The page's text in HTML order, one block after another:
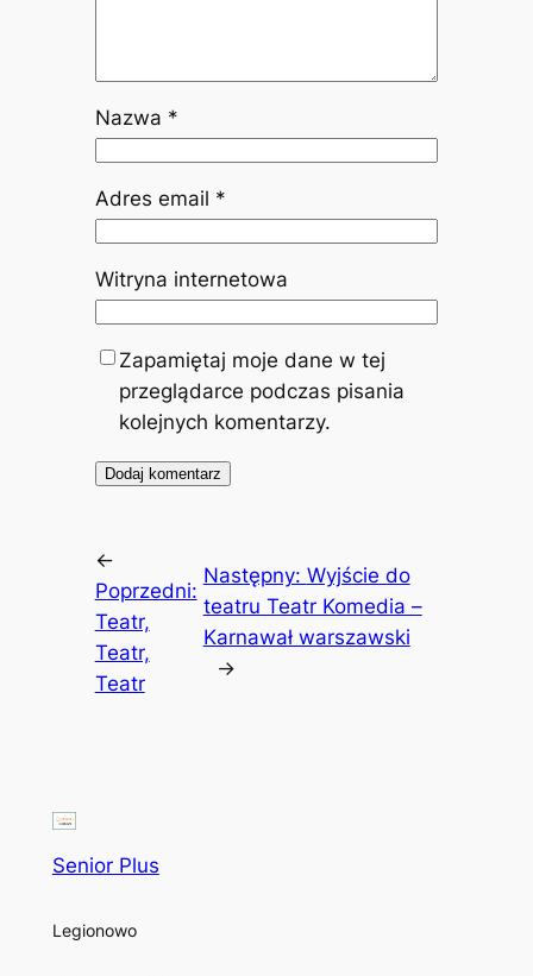
Nazwa *
Adres email *
Witryna internetowa
Zapamiętaj moje dane w tej
przeglądarce podczas pisania
kolejnych komentarzy.
←
Poprzedni:
Teatr,
Teatr,
Teatr
Następny: Wyjście do
teatru Teatr Komedia –
Karnawał warszawski
→
Senior Plus
Legionowo